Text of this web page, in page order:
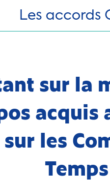
Les accords
sur la
acquis
les
Temps